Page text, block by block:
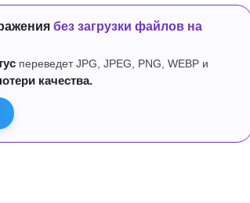
без загрузки файлов на
переведет JPG, JPEG, PNG, WEBP и
качества.